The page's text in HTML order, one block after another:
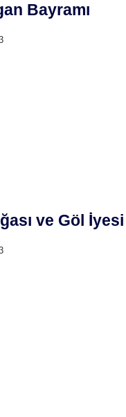
Bayramı
ve Göl İyesi